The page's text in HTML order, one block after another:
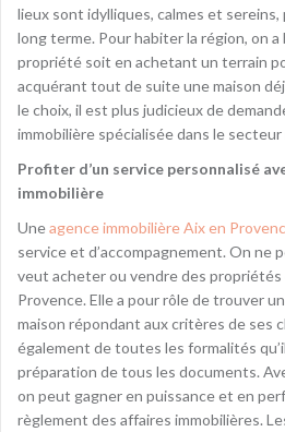
lieux sont idylliques, calmes et sereins,
long terme. Pour habiter la région, on a
propriété soit en achetant un terrain
acquérant tout de suite une maison
le choix, il est plus judicieux de
immobilière spécialisée dans le
Profiter d’un service personnalisé
immobilière
Uneagence immobilière Aix en
service et d’accompagnement. On ne
veut acheter ou vendre des propriétés
Provence. Elle a pour rôle de trouver
maison répondant aux critères de ses
également de toutes les formalités
préparation de tous les documents.
on peut gagner en puissance et en
règlement des affaires immobilières.